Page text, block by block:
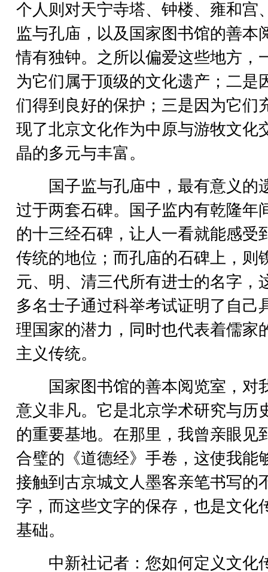
个人则对天宁寺塔、钟楼、雍和宫
监与孔庙，以及国家图书馆的善本
情有独钟。之所以偏爱这些地方，
为它们属于顶级的文化遗产；二是
们得到良好的保护；三是因为它们
现了北京文化作为中原与游牧文化
晶的多元与丰富。
国子监与孔庙中，最有意义的
过于两套石碑。国子监内有乾隆年
的十三经石碑，让人一看就能感受
传统的地位；而孔庙的石碑上，则
元、明、清三代所有进士的名字，
多名士子通过科举考试证明了自己
理国家的潜力，同时也代表着儒家
主义传统。
国家图书馆的善本阅览室，对
意义非凡。它是北京学术研究与历
的重要基地。在那里，我曾亲眼见
合璧的《道德经》手卷，这使我能
接触到古京城文人墨客亲笔书写的
字，而这些文字的保存，也是文化
基础。
中新社记者：您如何定义文化